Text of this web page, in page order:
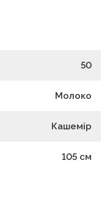
50
Молоко
Кашемір
105 см